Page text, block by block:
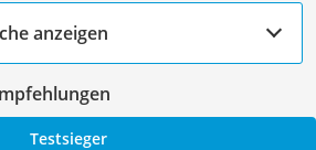
anzeigen
Testsieger